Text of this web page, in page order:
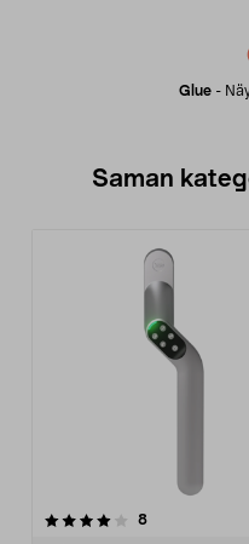
Glue -
Saman
8arvostelut
4.5 viidestä